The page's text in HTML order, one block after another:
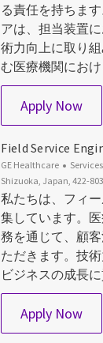
る責任を持ちま
アは、担当装置
術力向上に取り
む医療機関にお
Apply Now
Field Service
GE Healthcare Category
Services
Shizuoka, Japan, 422-
私たちは、フィ
集しています。
務を通じて、顧
ただきます。技
ビジネスの成長
Apply Now